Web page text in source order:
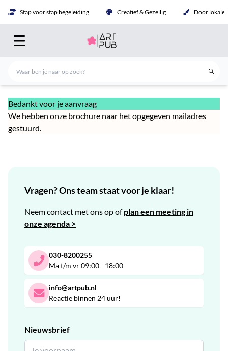
Stap voor stap begeleiding Creatief & Gezellig Door lokale
Bedankt voor je aanvraag
We hebben onze brochure naar het opgegeven mailadres
gestuurd.
Vragen? Ons team staat voor je klaar!
Neem contact met ons op ofplan een meeting in
onze agenda >
030-8200255
Ma t/m vr 09:00 - 18:00
info@artpub.nl
Reactie binnen 24 uur!
Nieuwsbrief